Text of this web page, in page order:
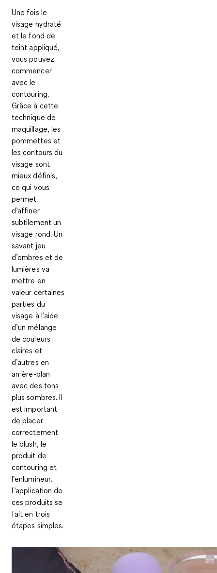
Une fois le
visage hydraté
et le fond de
teint appliqué,
vous pouvez
commencer
avec le
contouring.
Grâce à cette
technique de
maquillage, les
pommettes et
les contours du
visage sont
mieux définis,
ce qui vous
permet
d’affiner
subtilement un
visage rond. Un
savant jeu
d’ombres et de
lumières va
mettre en
valeur certaines
parties du
visage à l’aide
d’un mélange
de couleurs
claires et
d’autres en
arrière-plan
avec des tons
plus sombres. Il
est important
de placer
correctement
leblush, le
produit de
contouring et
l’enlumineur.
L’application de
ces produits se
fait en trois
étapes simples.